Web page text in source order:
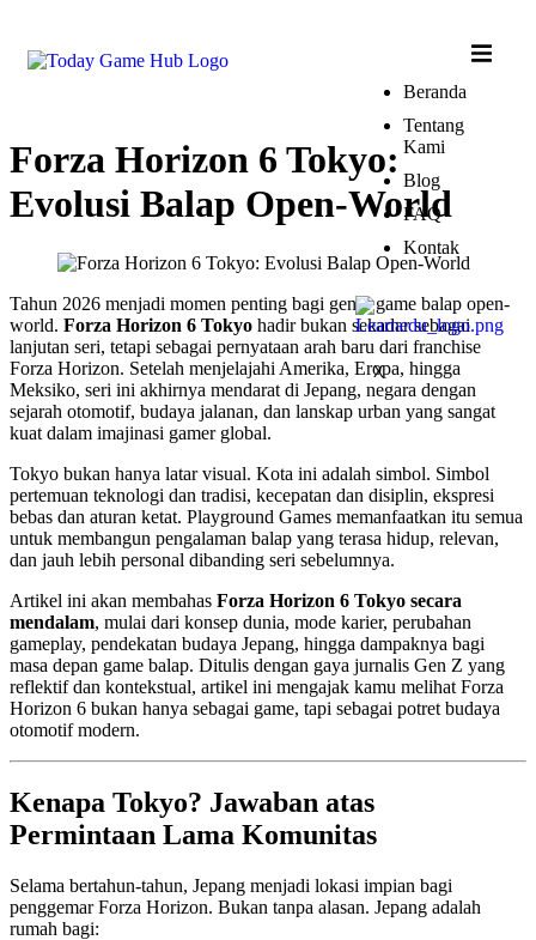
Beranda
Tentang
Kami
Blog
FAQ
Kontak
X
Forza Horizon 6 Tokyo:
Evolusi Balap Open-World
Tahun 2026 menjadi momen penting bagi genre game balap open-
world. Forza Horizon 6 Tokyo hadir bukan sekadar sebagai
lanjutan seri, tetapi sebagai pernyataan arah baru dari franchise
Forza Horizon. Setelah menjelajahi Amerika, Eropa, hingga
Meksiko, seri ini akhirnya mendarat di Jepang, negara dengan
sejarah otomotif, budaya jalanan, dan lanskap urban yang sangat
kuat dalam imajinasi gamer global.
Tokyo bukan hanya latar visual. Kota ini adalah simbol. Simbol
pertemuan teknologi dan tradisi, kecepatan dan disiplin, ekspresi
bebas dan aturan ketat. Playground Games memanfaatkan itu semua
untuk membangun pengalaman balap yang terasa hidup, relevan,
dan jauh lebih personal dibanding seri sebelumnya.
Artikel ini akan membahas Forza Horizon 6 Tokyo secara
mendalam, mulai dari konsep dunia, mode karier, perubahan
gameplay, pendekatan budaya Jepang, hingga dampaknya bagi
masa depan game balap. Ditulis dengan gaya jurnalis Gen Z yang
reflektif dan kontekstual, artikel ini mengajak kamu melihat Forza
Horizon 6 bukan hanya sebagai game, tapi sebagai potret budaya
otomotif modern.
Kenapa Tokyo? Jawaban atas
Permintaan Lama Komunitas
Selama bertahun-tahun, Jepang menjadi lokasi impian bagi
penggemar Forza Horizon. Bukan tanpa alasan. Jepang adalah
rumah bagi: